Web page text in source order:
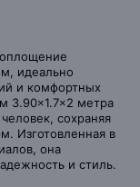
идеально
и комфортных
3.90×1.7×2 метра
сохраняя
Изготовленная в
она
и стиль.